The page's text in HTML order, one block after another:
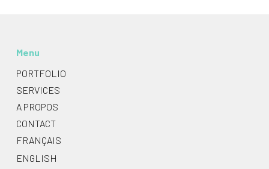
Menu
PORTFOLIO
SERVICES
A PROPOS
CONTACT
FRANÇAIS
ENGLISH